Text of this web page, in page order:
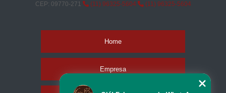
CEP: 09770-271
(11) 96325-5604 (11) 96325-5604
Home
Empresa